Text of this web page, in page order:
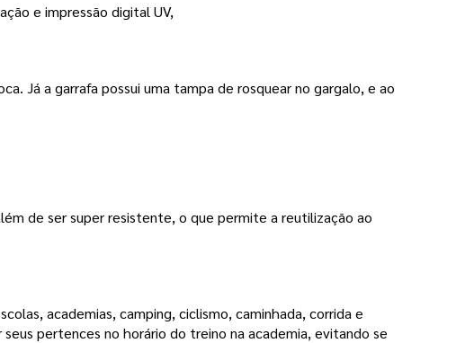
e impressão digital UV,
Já a garrafa possui uma tampa de rosquear no gargalo, e ao
de ser super resistente, o que permite a reutilização ao
academias, camping, ciclismo, caminhada, corrida e
pertences no horário do treino na academia, evitando se